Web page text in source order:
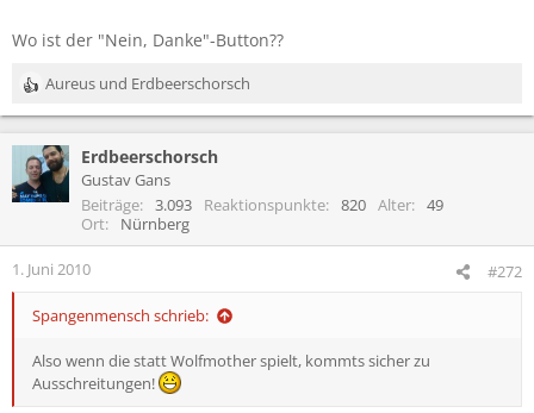
verschluckt, hoffe ich doch, dass man sie bei RiP endlich mal zu
Gesicht bekommt...
Und was wäre wohl ein ebenbürtigerer Ersatz für Wolfmother?
Wo ist der "Nein, Danke"-Button??
R
e
k
t
i
n
Aureus und Erdbeerschorsch
Erdbeerschorsch
Gustav Gans
Beiträge
3.093 Reaktionspunkte 820 Alter
49
Ort
Nürnberg
1. Juni 2010 #272
Spangenmensch schrieb:
Also wenn die statt Wolfmother spielt, kommts sicher zu
Ausschreitungen!